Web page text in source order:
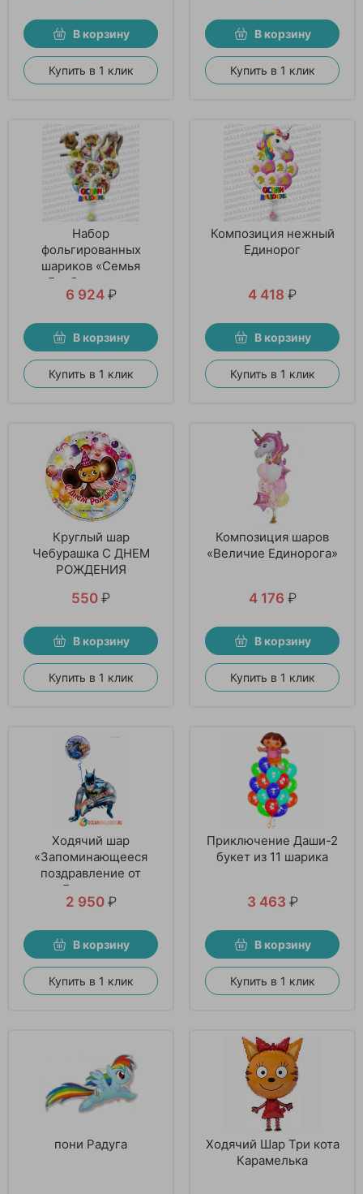
В корзину
Купить в 1 клик
В корзину
Купить в 1 клик
Набор
фольгированных
шариков «Семья
Барбоскиных»
6 924 ₽
В корзину
Купить в 1 клик
Композиция нежный
Единорог
4 418 ₽
В корзину
Купить в 1 клик
Круглый шар
Чебурашка С ДНЕМ
РОЖДЕНИЯ
550 ₽
В корзину
Купить в 1 клик
Композиция шаров
«Величие Единорога»
4 176 ₽
В корзину
Купить в 1 клик
Ходячий шар
«Запоминающееся
поздравление от
Бэтмена»
2 950 ₽
В корзину
Купить в 1 клик
Приключение Даши-2
букет из 11 шарика
3 463 ₽
В корзину
Купить в 1 клик
пони Радуга
Ходячий Шар Три кота
Карамелька